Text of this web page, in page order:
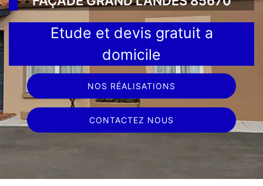
Etude et devis gratuit a
domicile
NOS RÉALISATIONS
CONTACTEZ NOUS